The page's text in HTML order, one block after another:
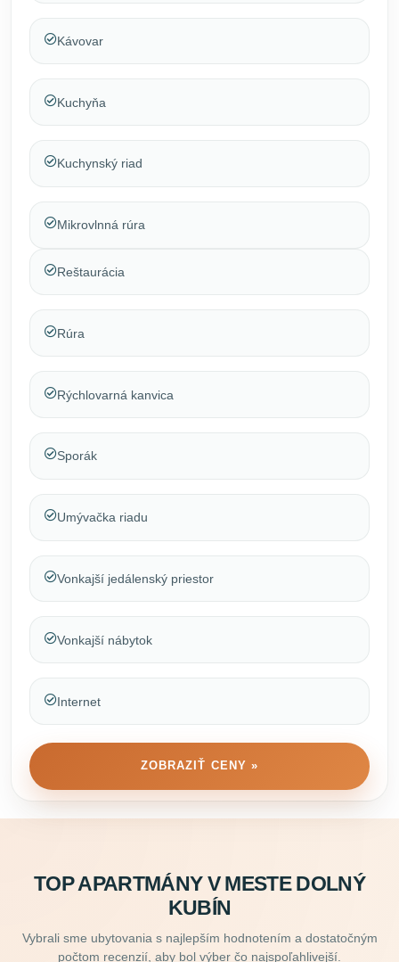
Kávovar
Kuchyňa
Kuchynský riad
Mikrovlnná rúra
Reštaurácia
Rúra
Rýchlovarná kanvica
Sporák
Umývačka riadu
Vonkajší jedálenský priestor
Vonkajší nábytok
Internet
ZOBRAZIŤ CENY »
TOP APARTMÁNY V MESTE DOLNÝ
KUBÍN
Vybrali sme ubytovania s najlepším hodnotením a dostatočným
počtom recenzií, aby bol výber čo najspoľahlivejší.